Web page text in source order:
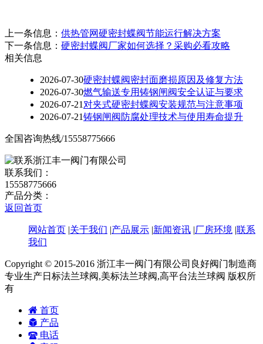
上一条信息： 供热管网硬密封蝶阀节能运行解决方案
下一条信息： 硬密封蝶阀厂家如何选择？采购必看攻略
相关信息
2026-07-30硬密封蝶阀密封面磨损原因及修复方法
2026-07-30燃气输送专用铸钢闸阀安全认证与要求
2026-07-21 对夹式硬密封蝶阀安装规范与注意事项
2026-07-21铸钢闸阀防腐处理技术与使用寿命提升
全国咨询热线/15558775666
联系我们：
15558775666
产品分类：
返回首页
网站首页 |关于我们 |产品展示 |新闻资讯 |厂房环境 |联系
我们
Copyright © 2015-2016 浙江丰一阀门有限公司良好阀门制造商
专业生产日标法兰球阀,美标法兰球阀,高平台法兰球阀 版权所
有
首页
产品
电话